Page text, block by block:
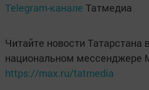
Telegram-канале Татмедиа
Читайте новости Татарстана в
национальном мессенджере
https://max.ru/tatmedia